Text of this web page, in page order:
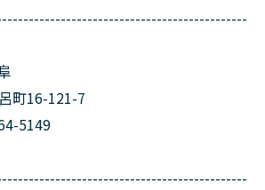
町16-121-7
5149